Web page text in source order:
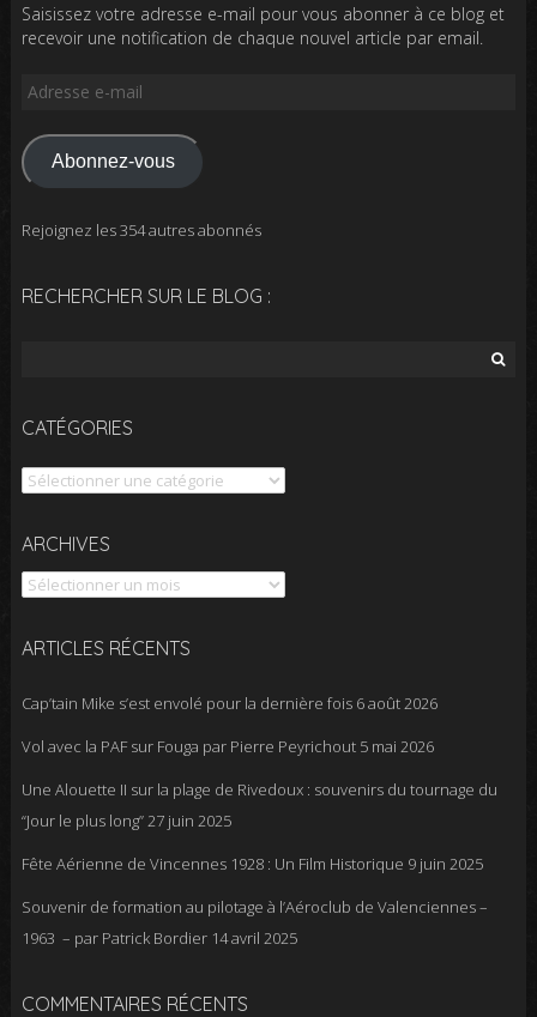
Saisissez votre adresse e-mail pour vous abonner à ce blog et
recevoir une notification de chaque nouvel article par email.
Adresse
mail
Abonnez-vous
Rejoignez les 354 autres abonnés
RECHERCHER SUR LE BLOG :
CATÉGORIES
Catégories
ARCHIVES
Archives
ARTICLES RÉCENTS
Cap’tain Mike s’est envolé pour la dernière fois 6 août 2026
Vol avec la PAF sur Fouga par Pierre Peyrichout 5 mai 2026
Une Alouette II sur la plage de Rivedoux : souvenirs du tournage du
“Jour le plus long”27 juin 2025
Fête Aérienne de Vincennes 1928 : Un Film Historique 9 juin 2025
Souvenir de formation au pilotage à l’Aéroclub de Valenciennes –
1963 – par Patrick Bordier 14 avril 2025
COMMENTAIRES RÉCENTS